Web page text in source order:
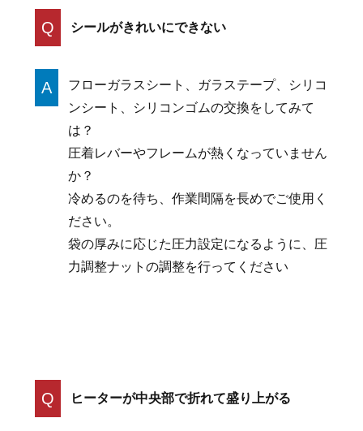
Q シールがきれいにできない
A
フローガラスシート、ガラステープ、シリコ
ンシート、シリコンゴムの交換をしてみて
は？
圧着レバーやフレームが熱くなっていません
か？
冷めるのを待ち、作業間隔を長めでご使用く
ださい。
袋の厚みに応じた圧力設定になるように、圧
力調整ナットの調整を行ってください
Q ヒーターが中央部で折れて盛り上がる